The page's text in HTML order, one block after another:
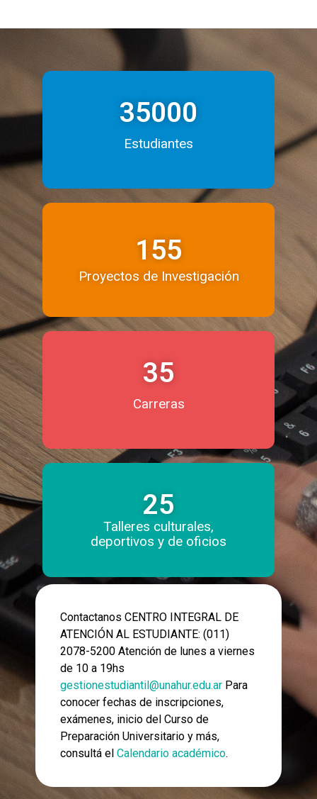
35000
Estudiantes
155
Proyectos de Investigación
35
Carreras
25
Talleres culturales,
deportivos y de oficios
Contactanos CENTRO INTEGRAL DE
ATENCIÓN AL ESTUDIANTE: (011)
2078-5200 Atención de lunes a viernes
de 10 a 19hs
gestionestudiantil@unahur.edu.ar Para
conocer fechas de inscripciones,
exámenes, inicio del Curso de
Preparación Universitario y más,
consultá el Calendario académico.